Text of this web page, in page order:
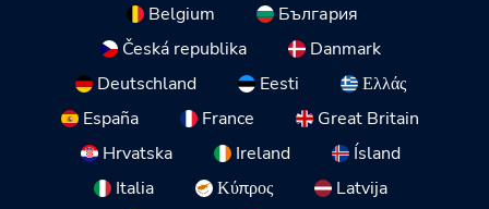
Belgium
България
Česká republika
Danmark
Deutschland
Eesti
Ελλάς
España
France
Great Britain
Hrvatska
Ireland
Ísland
Italia
Κύπρος
Latvija